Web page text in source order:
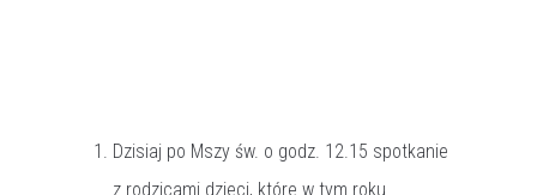
Dzisiaj po Mszy św. o godz. 12.15 spotkanie
z rodzicami dzieci, które w tym roku